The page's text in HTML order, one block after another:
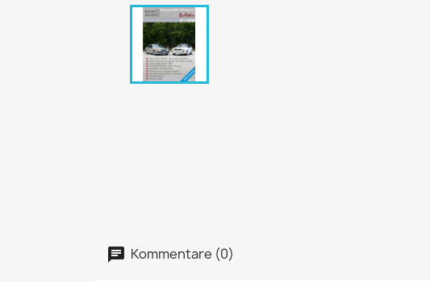
Kommentare (0)